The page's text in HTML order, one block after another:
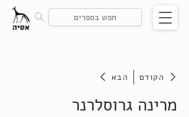
הבא הקודם
מרינה גרוסלרנר